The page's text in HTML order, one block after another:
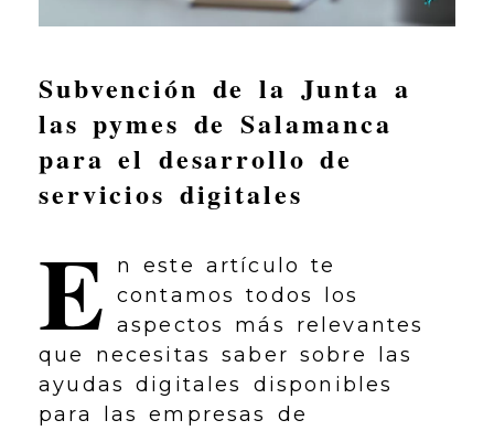
Subvención de la Junta a
las pymes de Salamanca
para el desarrollo de
servicios digitales
E
n este artículo te
contamos todos los
aspectos más relevantes
que necesitas saber sobre las
ayudas digitales disponibles
para las empresas de